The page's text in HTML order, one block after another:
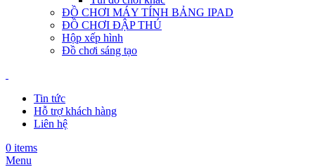
ĐỒ CHƠI MÁY TÍNH BẢNG IPAD
ĐỒ CHƠI ĐẬP THÚ
Hộp xếp hình
Đồ chơi sáng tạo
Tin tức
Hỗ trợ khách hàng
Liên hệ
0 items
Menu